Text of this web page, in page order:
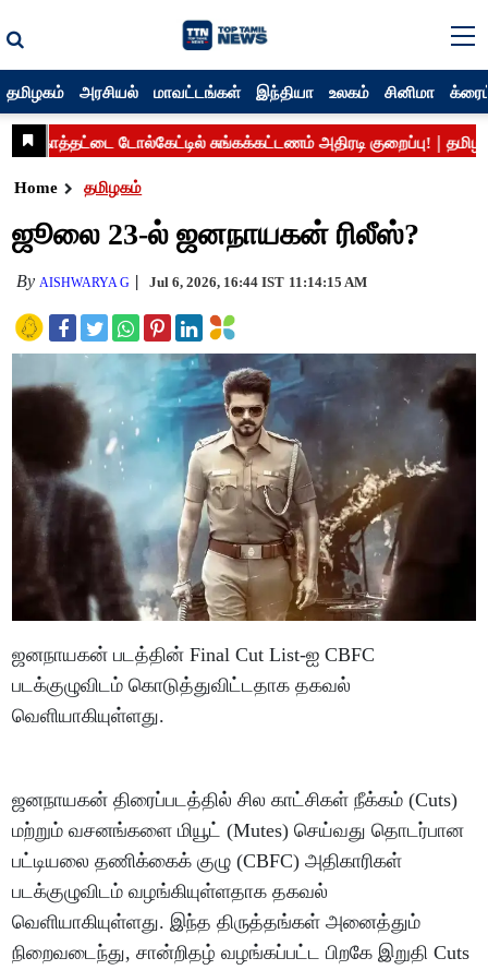
தமிழகம் அரசியல் மாவட்டங்கள் இந்தியா உலகம் சினிமா
Home தமிழகம்
ஜூலை 23-ல் ஜனநாயகன் ரிலீஸ்?
By AISHWARYA G Jul 6, 2026, 16:44 IST 11:14:15 AM
ஜனநாயகன் படத்தின் Final Cut List-ஐ CBFC
படக்குழுவிடம் கொடுத்துவிட்டதாக தகவல்
வெளியாகியுள்ளது.
ஜனநாயகன் திரைப்படத்தில் சில காட்சிகள் நீக்கம் (Cuts)
மற்றும் வசனங்களை மியூட் (Mutes) செய்வது தொடர்பான
பட்டியலை தணிக்கைக் குழு (CBFC) அதிகாரிகள்
படக்குழுவிடம் வழங்கியுள்ளதாக தகவல்
வெளியாகியுள்ளது. இந்த திருத்தங்கள் அனைத்தும்
நிறைவடைந்து, சான்றிதழ் வழங்கப்பட்ட பிறகே இறுதி Cuts